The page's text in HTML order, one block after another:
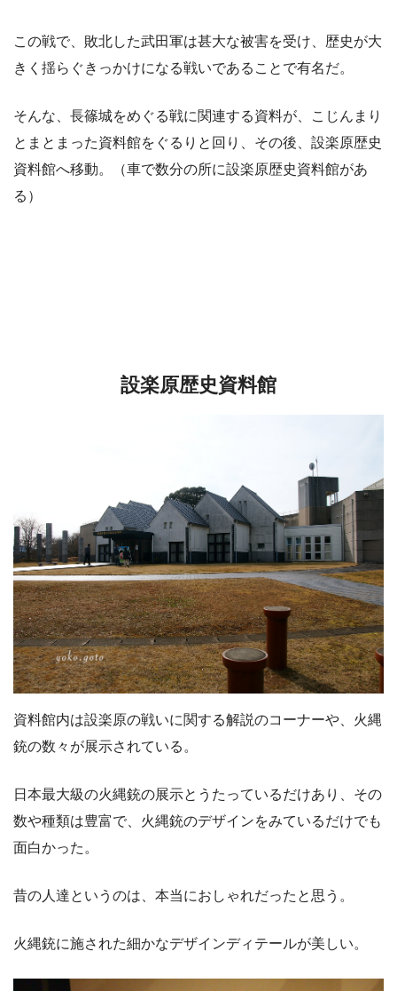
この戦で、敗北した武田軍は甚大な被害を受け、歴史が大
きく揺らぐきっかけになる戦いであることで有名だ。
そんな、長篠城をめぐる戦に関連する資料が、こじんまり
とまとまった資料館をぐるりと回り、その後、設楽原歴史
資料館へ移動。（車で数分の所に設楽原歴史資料館があ
る）
設楽原歴史資料館
資料館内は設楽原の戦いに関する解説のコーナーや、火縄
銃の数々が展示されている。
日本最大級の火縄銃の展示とうたっているだけあり、その
数や種類は豊富で、火縄銃のデザインをみているだけでも
面白かった。
昔の人達というのは、本当におしゃれだったと思う。
火縄銃に施された細かなデザインディテールが美しい。